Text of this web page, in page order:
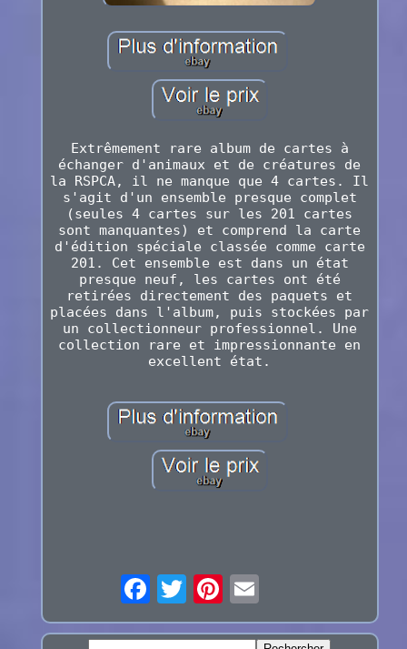
Extrêmement rare album de cartes à
échanger d'animaux et de créatures de
la RSPCA, il ne manque que 4 cartes. Il
s'agit d'un ensemble presque complet
(seules 4 cartes sur les 201 cartes
sont manquantes) et comprend la carte
d'édition spéciale classée comme carte
201. Cet ensemble est dans un état
presque neuf, les cartes ont été
retirées directement des paquets et
placées dans l'album, puis stockées par
un collectionneur professionnel. Une
collection rare et impressionnante en
excellent état.